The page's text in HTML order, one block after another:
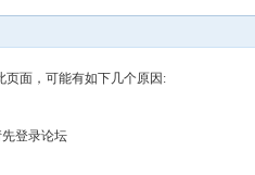
页面，可能有如下几个原因:
登录论坛